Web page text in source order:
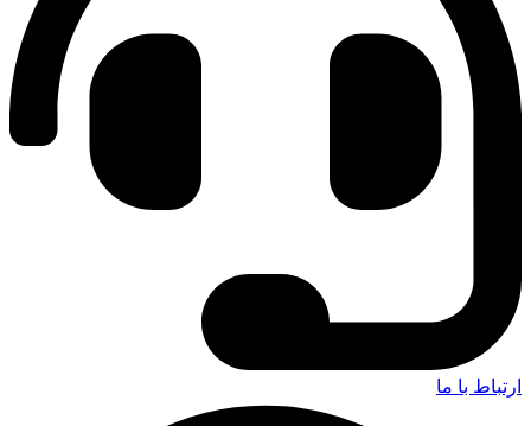
ارتباط با ما